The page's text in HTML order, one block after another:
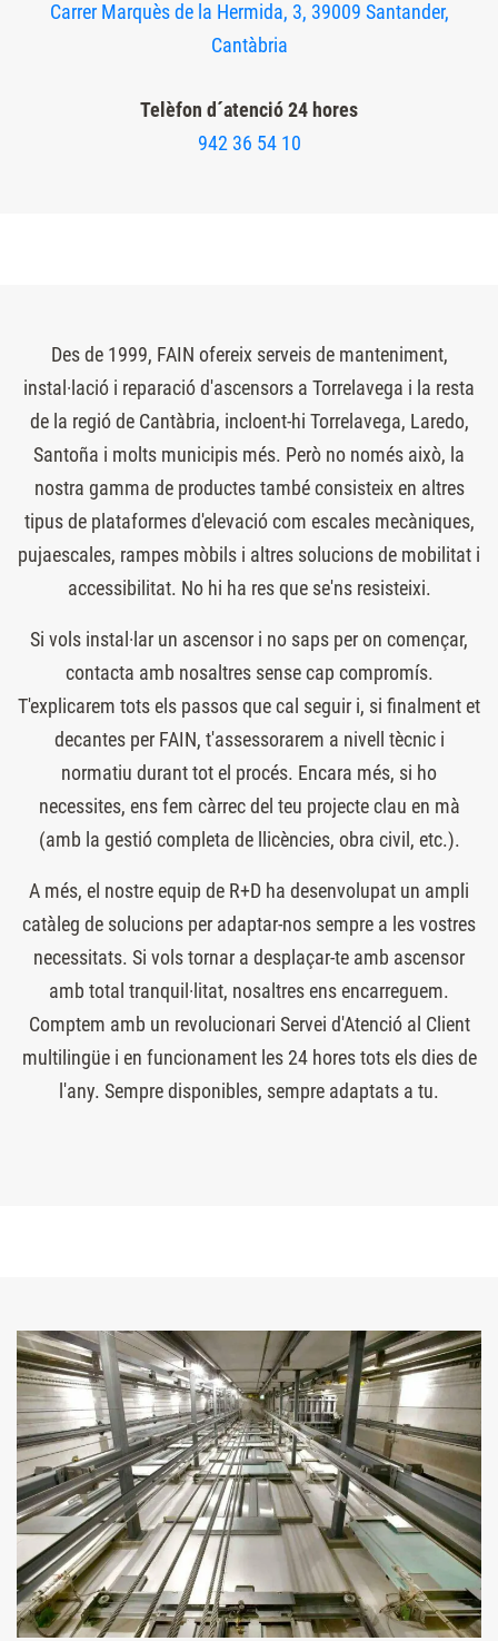
Carrer Marquès de la Hermida, 3, 39009 Santander,
Cantàbria
Telèfon d´atenció 24 hores
942 36 54 10
Des de 1999, FAIN ofereix serveis de manteniment,
instal·lació i reparació d'ascensors a Torrelavega i la resta
de la regió de Cantàbria, incloent-hi Torrelavega, Laredo,
Santoña i molts municipis més. Però no només això, la
nostra gamma de productes també consisteix en altres
tipus de plataformes d'elevació com escales mecàniques,
pujaescales, rampes mòbils i altres solucions de mobilitat i
accessibilitat. No hi ha res que se'ns resisteixi.
Si vols instal·lar un ascensor i no saps per on començar,
contacta amb nosaltres sense cap compromís.
T'explicarem tots els passos que cal seguir i, si finalment et
decantes per FAIN, t'assessorarem a nivell tècnic i
normatiu durant tot el procés. Encara més, si ho
necessites, ens fem càrrec del teu projecte clau en mà
(amb la gestió completa de llicències, obra civil, etc.).
A més, el nostre equip de R+D ha desenvolupat un ampli
catàleg de solucions per adaptar-nos sempre a les vostres
necessitats. Si vols tornar a desplaçar-te amb ascensor
amb total tranquil·litat, nosaltres ens encarreguem.
Comptem amb un revolucionari Servei d'Atenció al Client
multilingüe i en funcionament les 24 hores tots els dies de
l'any. Sempre disponibles, sempre adaptats a tu.